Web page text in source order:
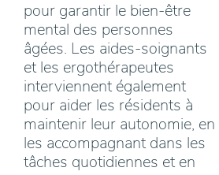
pour garantir le bien-être
mental des personnes
âgées. Les aides-soignants
et les ergothérapeutes
interviennent également
pour aider les résidents à
maintenir leur autonomie, en
les accompagnant dans les
tâches quotidiennes et en